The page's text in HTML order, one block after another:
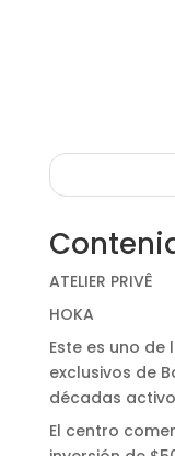
ATELIER PRIVÊ
HOKA
Este es uno
exclusivos de
décadas activo
El centro